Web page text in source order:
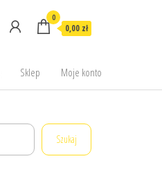
0
0,00 zł
Sklep Moje konto
Szukaj